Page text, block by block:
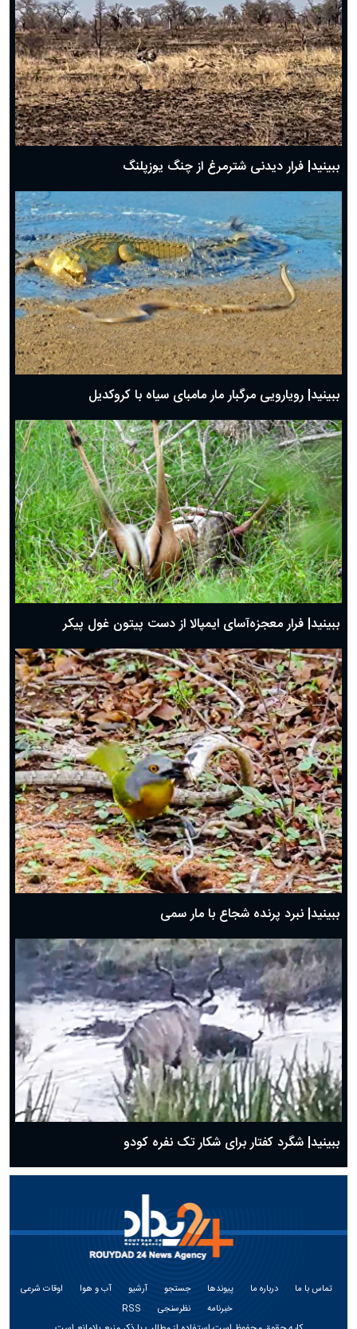
ببینید| فرار دیدنی شترمرغ از چنگ یوزپلنگ
ببینید| رویارویی مرگبار مار مامبای سیاه با کروکدیل
ببینید| فرار معجزه‌آسای ایمپالا از دست پیتون غول پیکر
ببینید| نبرد پرنده شجاع با مار سمی
ببینید| شگرد کفتار برای شکار تک نفره کودو
تماس با ما درباره ما پیوندها جستجو آرشیو آب و هوا
اوقات شرعی
خبرنامه
نظرسنجی RSS